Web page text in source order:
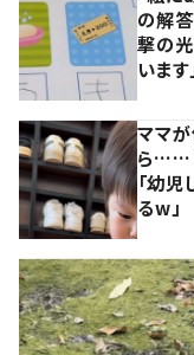
の解
撃の光
います
ママ
ら……
「幼
るw」